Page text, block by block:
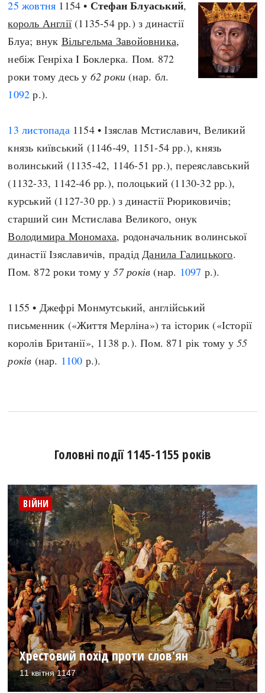
25 жовтня 1154 • Стефан Блуаський,
король Англії (1135-54 рр.) з династії
Блуа; внук Вільгельма Завойовника,
небіж Генріха I Боклерка. Пом. 872
роки тому десь у 62 роки (нар. бл.
1092 р.).
13 листопада1154 • Ізяслав Мстиславич, Великий
князь київський (1146-49, 1151-54 рр.), князь
волинський (1135-42, 1146-51 рр.), переяславський
(1132-33, 1142-46 рр.), полоцький (1130-32 рр.),
курський (1127-30 рр.) з династії Рюриковичів;
старший син Мстислава Великого, онук
Володимира Мономаха, родоначальник волинської
династії Ізяславичів, прадідДанила Галицького.
Пом. 872 роки тому у 57 років (нар. 1097 р.).
1155 • Джефрі Монмутський, англійський
письменник («Життя Мерліна») та історик («Історії
королів Британії», 1138 р.). Пом. 871 рік тому у55
років (нар. 1100 р.).
Головні події 1145-1155 років
ВІЙНИ
Хрестовий похід проти слов'ян
11 квітня 1147